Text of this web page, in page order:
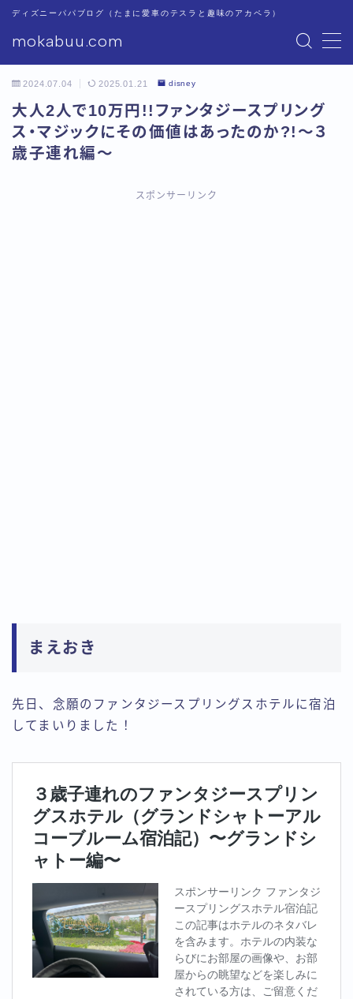
mokabuu.com
ディズニーパパブログ（たまに愛車のテスラと趣味のアカペラ）
ディズニー
Tesla
2024.07.04 2025.01.21 disney
大人2人で10万円!!ファンタジースプリング
ス・マジックにその価値はあったのか?!〜３
歳子連れ編〜
スポンサーリンク
まえおき
先日、念願のファンタジースプリングスホテルに宿泊
してまいりました！